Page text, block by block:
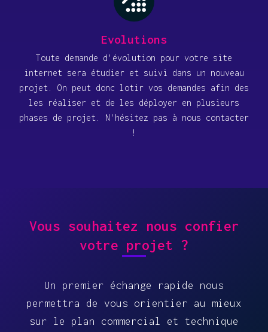
Evolutions
Toute demande d'évolution pour votre site
internet sera étudier et suivi dans un nouveau
projet. On peut donc lotir vos demandes afin des
les réaliser et de les déployer en plusieurs
phases de projet. N'hésitez pas à nous contacter
!
Vous souhaitez nous confier
votre projet ?
Un premier échange rapide nous
permettra de vous orientier au mieux
sur le plan commercial et technique